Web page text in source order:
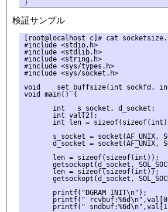
検証サンプル
[root@localhost c]# cat
#include <stdio.h>
#include <stdlib.h>
#include <string.h>
#include <sys/types.h>
#include <sys/socket.h>
void    set_buffsize(int sockfd,
void main() {
       int   s_socket, d_socket;
       int val[2];
int len =
s_socket = socket(AF_UNIX,
d_socket = socket(AF_UNIX,
       len = sizeof(sizeof(int));
getsockopt(d_socket,
       len = sizeof(sizeof(int));
getsockopt(d_socket,
       printf("DGRAM INIT\n");
printf("
printf("